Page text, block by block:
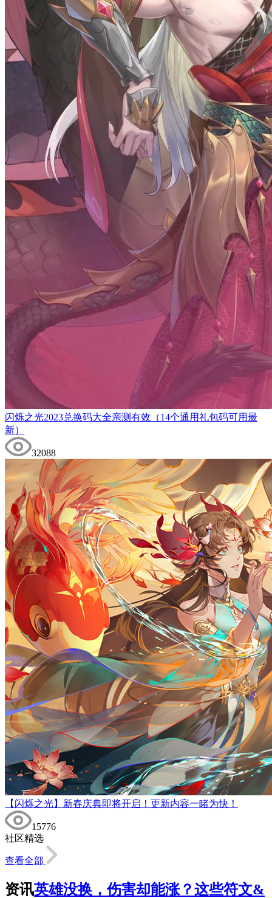
闪烁之光2023兑换码大全亲测有效（14个通用礼包码可用最
新）
32088
【闪烁之光】新春庆典即将开启！更新内容一睹为快！
15776
社区精选
查看全部
资讯英雄没换，伤害却能涨？这些符文&